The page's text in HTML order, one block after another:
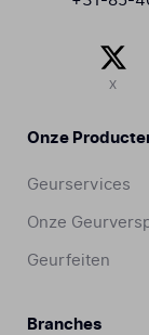
X
Onze
Geurservices
Onze
Geurfeiten
Branches